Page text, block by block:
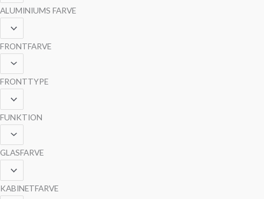
ALUMINIUMS FARVE
FRONTFARVE
FRONTTYPE
FUNKTION
GLASFARVE
KABINETFARVE